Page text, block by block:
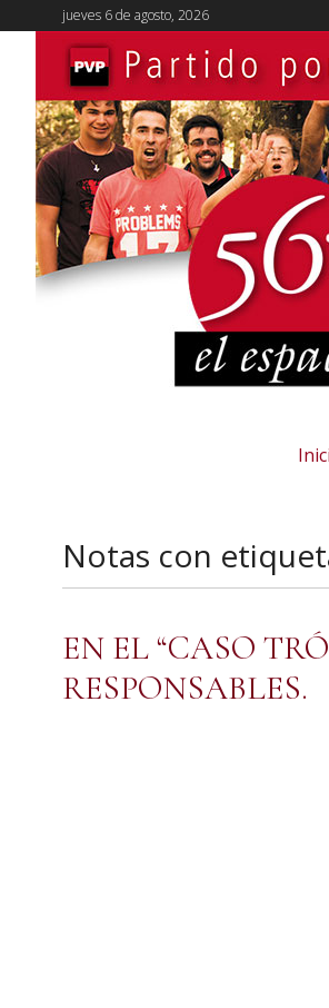
jueves 6 de agosto, 2026
Notas con
EN EL “CASO
RESPONSABLES.